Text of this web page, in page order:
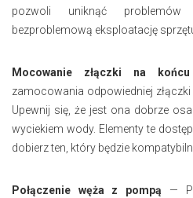
pozwoli uniknąć problemów
bezproblemową eksploatację
Mocowanie złączki na
zamocowania odpowiedniej
Upewnij się, że jest ona dobrze
wyciekiem wody. Elementy te
dobierz ten, który będzie
Połączenie węża z pompą —